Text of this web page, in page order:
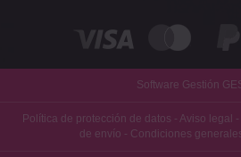
Software Gestión
Política de protección de datos - Aviso legal -
de envío - Condiciones